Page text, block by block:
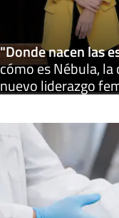
"Donde nacen las
cómo es Nébula,
nuevo liderazgo